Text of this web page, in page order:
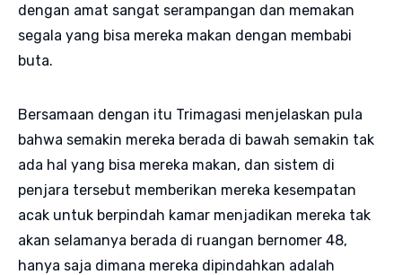
dengan amat sangat serampangan dan memakan
segala yang bisa mereka makan dengan membabi
buta.
Bersamaan dengan itu Trimagasi menjelaskan pula
bahwa semakin mereka berada di bawah semakin tak
ada hal yang bisa mereka makan, dan sistem di
penjara tersebut memberikan mereka kesempatan
acak untuk berpindah kamar menjadikan mereka tak
akan selamanya berada di ruangan bernomer 48,
hanya saja dimana mereka dipindahkan adalah